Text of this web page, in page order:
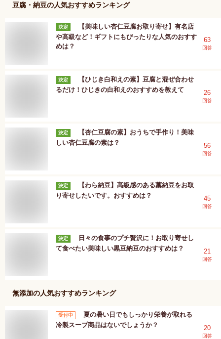
豆腐・納豆の人気おすすめランキング
決定
【美味しい杏仁豆腐お取り寄せ】有名店
や高級など！ギフトにもぴったりな人気のおすす
めは？
63
回答
決定
【ひじき白和えの素】豆腐と混ぜ合わせ
るだけ！ひじきの白和えのおすすめを教えて
26
回答
決定
【杏仁豆腐の素】おうちで手作り！美味
しい杏仁豆腐の素は？
56
回答
決定
【わら納豆】高級感のある藁納豆をお取
り寄せしたいです。おすすめは？
45
回答
決定
日々の食事のプチ贅沢に！お取り寄せし
て食べたい美味しい黒豆納豆のおすすめは？
21
回答
無添加の人気おすすめランキング
受付中
夏の暑い日でもしっかり栄養が取れる
冷製スープ商品はないでしょうか？
20
回答